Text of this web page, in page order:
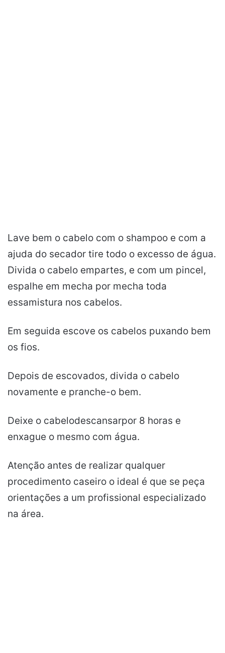
Lave bem o cabelo com o shampoo e com a
ajuda do secador tire todo o excesso de água.
Divida o cabelo empartes, e com um pincel,
espalhe em mecha por mecha toda
essamistura nos cabelos.
Em seguida escove os cabelos puxando bem
os fios.
Depois de escovados, divida o cabelo
novamente e pranche-o bem.
Deixe o cabelodescansarpor 8 horas e
enxague o mesmo com água.
Atenção antes de realizar qualquer
procedimento caseiro o ideal é que se peça
orientações a um profissional especializado
na área.